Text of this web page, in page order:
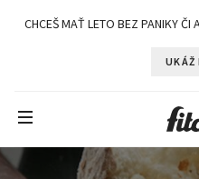
CHCEŠ MAŤ LETO BEZ PANIKY ČI
UKÁŽ